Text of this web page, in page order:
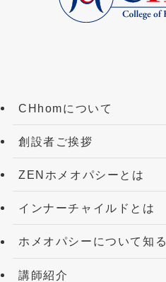
CHhomについて
創設者ご挨拶
ZENホメオパシーとは
インナーチャイルドとは
ホメオパシーについて知る
講師紹介